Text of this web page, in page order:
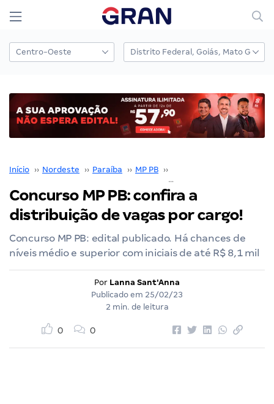
Início ›› Nordeste ›› Paraíba ›› MP PB ››
Concurso MP PB: confira a
distribuição de vagas por cargo!
Concurso MP PB: edital publicado. Há chances de
níveis médio e superior com iniciais de até R$ 8,1 mil
Por Lanna Sant'Anna
Publicado em 25/02/23
2 min. de leitura
0 0